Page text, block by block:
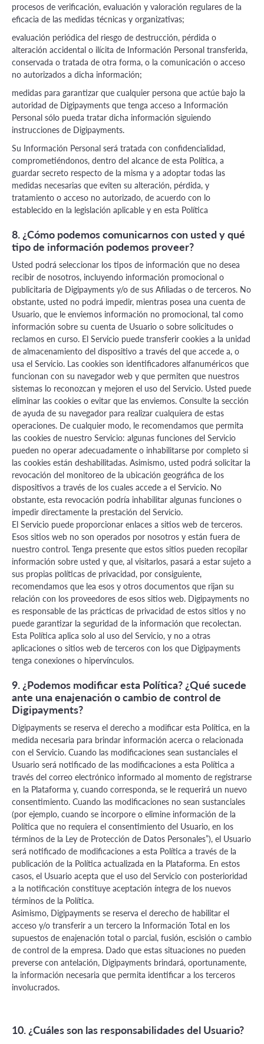
procesos de verificación, evaluación y valoración regulares de la
eficacia de las medidas técnicas y organizativas;
evaluación periódica del riesgo de destrucción, pérdida o
alteración accidental o ilícita de Información Personal transferida,
conservada o tratada de otra forma, o la comunicación o acceso
no autorizados a dicha información;
medidas para garantizar que cualquier persona que actúe bajo la
autoridad de Digipayments que tenga acceso a Información
Personal sólo pueda tratar dicha información siguiendo
instrucciones de Digipayments.
Su Información Personal será tratada con confidencialidad,
comprometiéndonos, dentro del alcance de esta Política, a
guardar secreto respecto de la misma y a adoptar todas las
medidas necesarias que eviten su alteración, pérdida, y
tratamiento o acceso no autorizado, de acuerdo con lo
establecido en la legislación aplicable y en esta Política
8. ¿Cómo podemos comunicarnos con usted y qué
tipo de información podemos proveer?
Usted podrá seleccionar los tipos de información que no desea
recibir de nosotros, incluyendo información promocional o
publicitaria de Digipayments y/o de sus Afiliadas o de terceros. No
obstante, usted no podrá impedir, mientras posea una cuenta de
Usuario, que le enviemos información no promocional, tal como
información sobre su cuenta de Usuario o sobre solicitudes o
reclamos en curso. El Servicio puede transferir cookies a la unidad
de almacenamiento del dispositivo a través del que accede a, o
usa el Servicio. Las cookies son identificadores alfanuméricos que
funcionan con su navegador web y que permiten que nuestros
sistemas lo reconozcan y mejoren el uso del Servicio. Usted puede
eliminar las cookies o evitar que las enviemos. Consulte la sección
de ayuda de su navegador para realizar cualquiera de estas
operaciones. De cualquier modo, le recomendamos que permita
las cookies de nuestro Servicio: algunas funciones del Servicio
pueden no operar adecuadamente o inhabilitarse por completo si
las cookies están deshabilitadas. Asimismo, usted podrá solicitar la
revocación del monitoreo de la ubicación geográfica de los
dispositivos a través de los cuales accede a el Servicio. No
obstante, esta revocación podría inhabilitar algunas funciones o
impedir directamente la prestación del Servicio.
El Servicio puede proporcionar enlaces a sitios web de terceros.
Esos sitios web no son operados por nosotros y están fuera de
nuestro control. Tenga presente que estos sitios pueden recopilar
información sobre usted y que, al visitarlos, pasará a estar sujeto a
sus propias políticas de privacidad, por consiguiente,
recomendamos que lea esos y otros documentos que rijan su
relación con los proveedores de esos sitios web. Digipayments no
es responsable de las prácticas de privacidad de estos sitios y no
puede garantizar la seguridad de la información que recolectan.
Esta Política aplica solo al uso del Servicio, y no a otras
aplicaciones o sitios web de terceros con los que Digipayments
tenga conexiones o hipervínculos.
9. ¿Podemos modificar esta Política? ¿Qué sucede
ante una enajenación o cambio de control de
Digipayments?
Digipayments se reserva el derecho a modificar esta Política, en la
medida necesaria para brindar información acerca o relacionada
con el Servicio. Cuando las modificaciones sean sustanciales el
Usuario será notificado de las modificaciones a esta Política a
través del correo electrónico informado al momento de registrarse
en la Plataforma y, cuando corresponda, se le requerirá un nuevo
consentimiento. Cuando las modificaciones no sean sustanciales
(por ejemplo, cuando se incorpore o elimine información de la
Política que no requiera el consentimiento del Usuario, en los
términos de la Ley de Protección de Datos Personales”), el Usuario
será notificado de modificaciones a esta Política a través de la
publicación de la Política actualizada en la Plataforma. En estos
casos, el Usuario acepta que el uso del Servicio con posterioridad
a la notificación constituye aceptación íntegra de los nuevos
términos de la Política.
Asimismo, Digipayments se reserva el derecho de habilitar el
acceso y/o transferir a un tercero la Información Total en los
supuestos de enajenación total o parcial, fusión, escisión o cambio
de control de la empresa. Dado que estas situaciones no pueden
preverse con antelación, Digipayments brindará, oportunamente,
la información necesaria que permita identificar a los terceros
involucrados.
10. ¿Cuáles son las responsabilidades del Usuario?